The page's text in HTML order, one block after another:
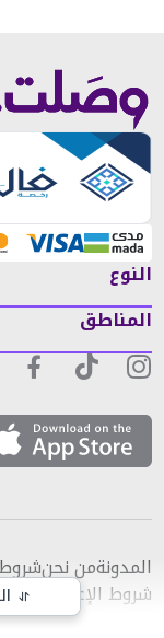
النوع
المناطق
المدونةمن نحن
شروط الإعلان عبر